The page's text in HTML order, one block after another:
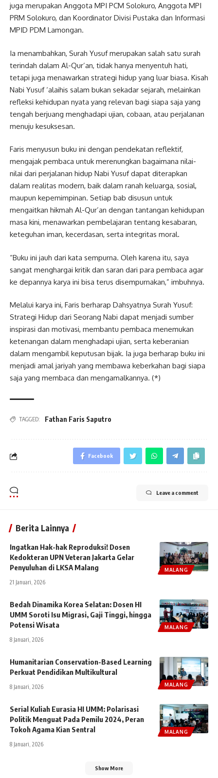
juga merupakan Anggota MPI PCM Solokuro, Anggota MPI
PRM Solokuro, dan Koordinator Divisi Pustaka dan Informasi
MPID PDM Lamongan.
Ia menambahkan, Surah Yusuf merupakan salah satu surah
terindah dalam Al-Qur’an, tidak hanya menyentuh hati,
tetapi juga menawarkan strategi hidup yang luar biasa. Kisah
Nabi Yusuf ‘alaihis salam bukan sekadar sejarah, melainkan
refleksi kehidupan nyata yang relevan bagi siapa saja yang
tengah berjuang menghadapi ujian, cobaan, atau perjalanan
menuju kesuksesan.
Faris menyusun buku ini dengan pendekatan reflektif,
mengajak pembaca untuk merenungkan bagaimana nilai-
nilai dari perjalanan hidup Nabi Yusuf dapat diterapkan
dalam realitas modern, baik dalam ranah keluarga, sosial,
maupun kepemimpinan. Setiap bab disusun untuk
mengaitkan hikmah Al-Qur’an dengan tantangan kehidupan
masa kini, menawarkan pembelajaran tentang kesabaran,
keteguhan iman, kecerdasan, serta integritas moral.
“Buku ini jauh dari kata sempurna. Oleh karena itu, saya
sangat menghargai kritik dan saran dari para pembaca agar
ke depannya karya ini bisa terus disempurnakan,” imbuhnya.
Melalui karya ini, Faris berharap Dahsyatnya Surah Yusuf:
Strategi Hidup dari Seorang Nabi dapat menjadi sumber
inspirasi dan motivasi, membantu pembaca menemukan
ketenangan dalam menghadapi ujian, serta keberanian
dalam mengambil keputusan bijak. Ia juga berharap buku ini
menjadi amal jariyah yang membawa keberkahan bagi siapa
saja yang membaca dan mengamalkannya. (*)
TAGGED: Fathan Faris Saputro
Facebook
Leave a comment
Berita Lainnya
MALANG
Ingatkan Hak-hak Reproduksi! Dosen
Kedokteran UPN Veteran Jakarta Gelar
Penyuluhan di LKSA Malang
21 Januari, 2026
MALANG
Bedah Dinamika Korea Selatan: Dosen HI
UMM Soroti Isu Migrasi, Gaji Tinggi, hingga
Potensi Wisata
8 Januari, 2026
MALANG
Humanitarian Conservation-Based Learning
Perkuat Pendidikan Multikultural
8 Januari, 2026
MALANG
Serial Kuliah Eurasia HI UMM: Polarisasi
Politik Menguat Pada Pemilu 2024, Peran
Tokoh Agama Kian Sentral
8 Januari, 2026
Show More